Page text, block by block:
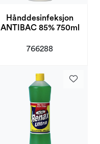
Hånddesinfeksjon
ANTIBAC 85% 750ml
766288